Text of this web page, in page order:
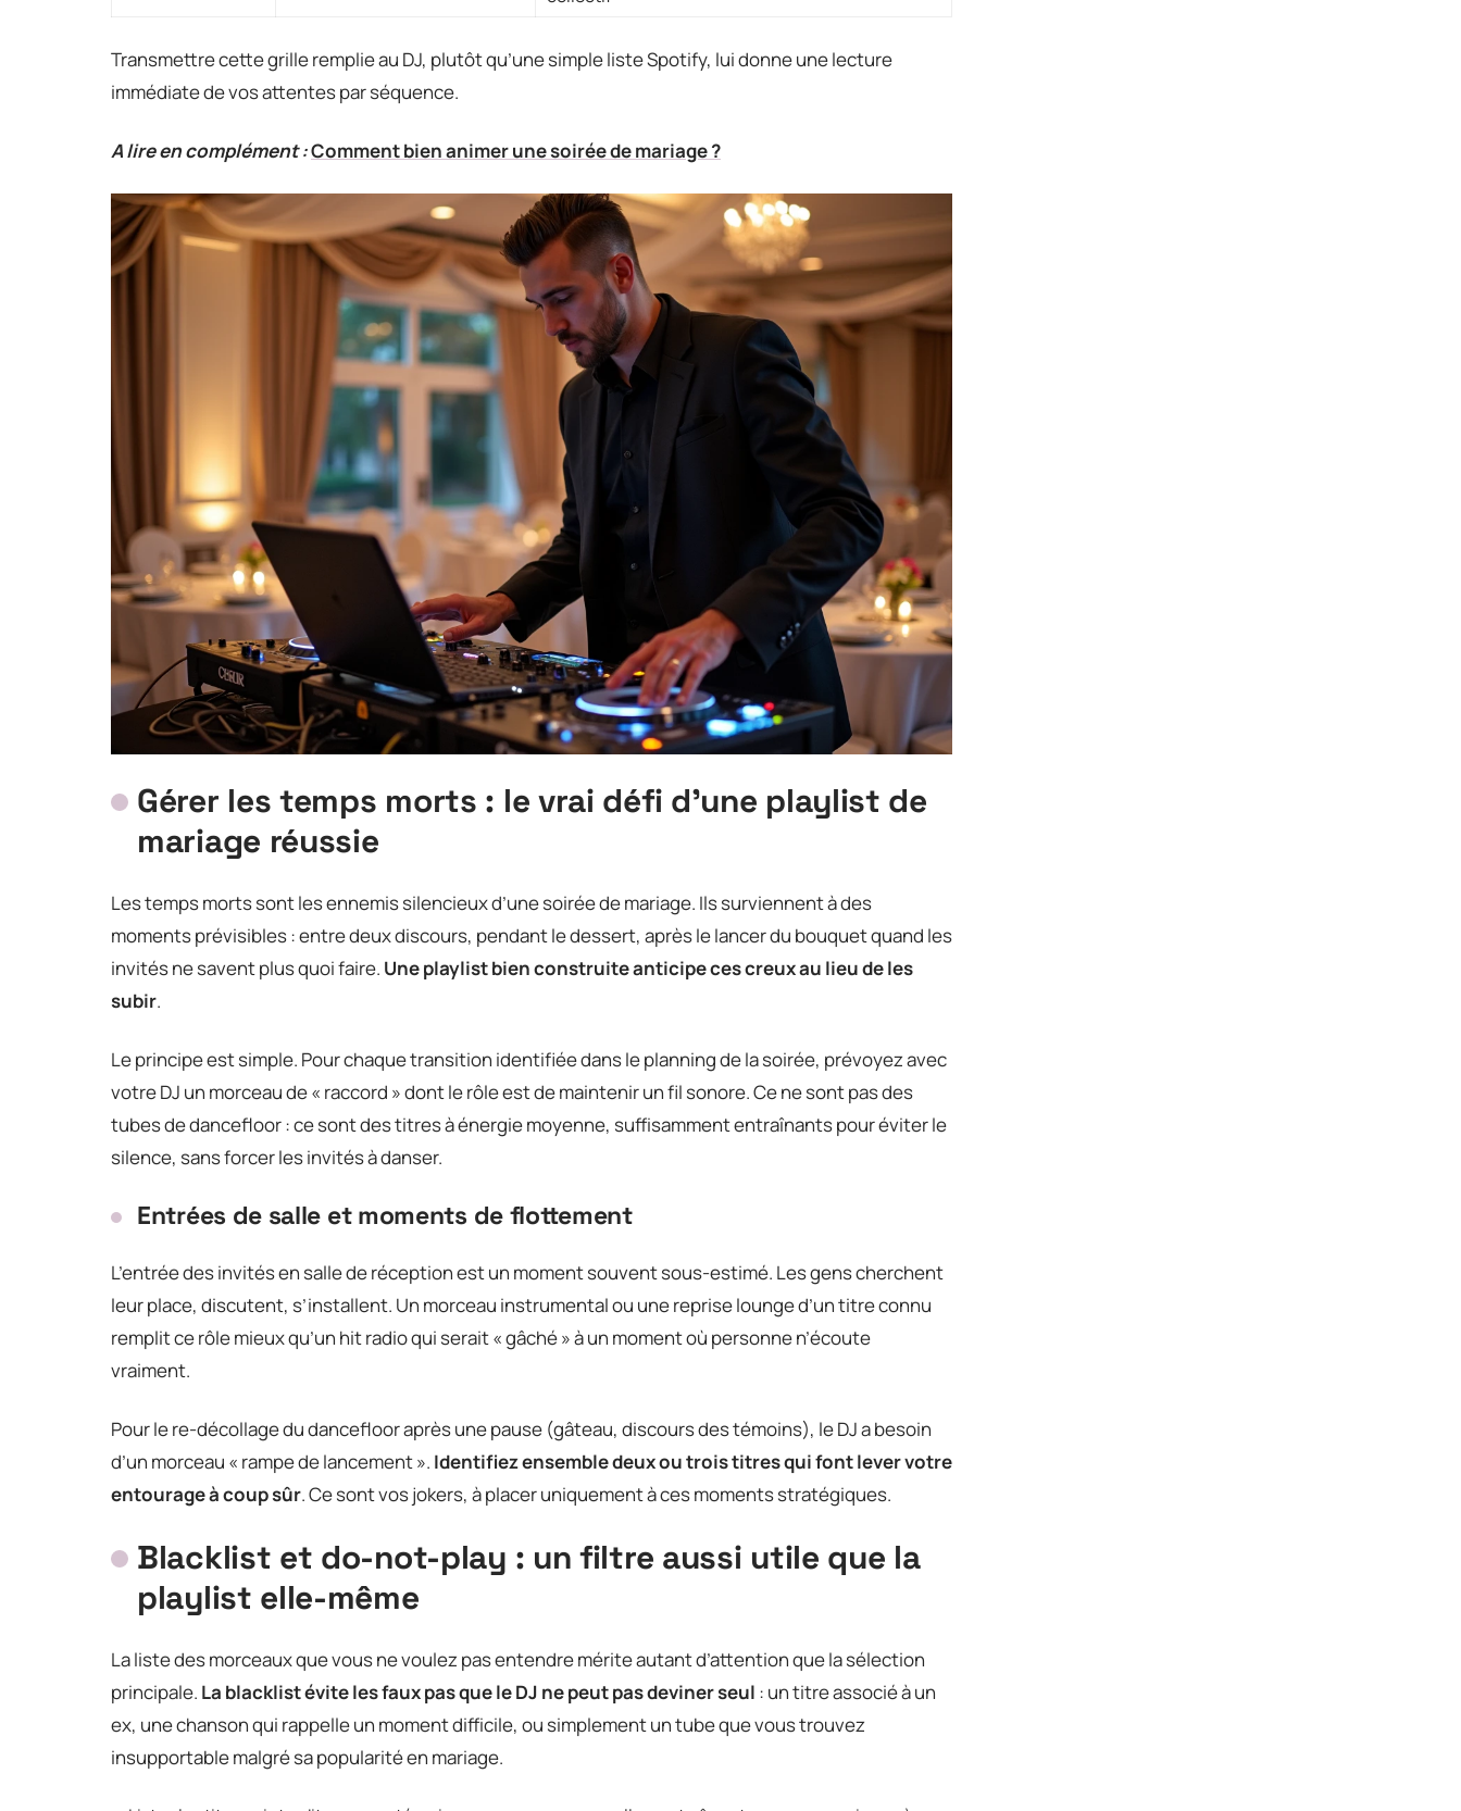
Transmettre cette grille remplie au DJ, plutôt qu’une simple liste Spotify, lui donne une lecture
immédiate de vos attentes par séquence.
A lire en complément :Comment bien animer une soirée de mariage ?
Gérer les temps morts : le vrai défi d’une playlist de
mariage réussie
Les temps morts sont les ennemis silencieux d’une soirée de mariage. Ils surviennent à des
moments prévisibles : entre deux discours, pendant le dessert, après le lancer du bouquet quand les
invités ne savent plus quoi faire. Une playlist bien construite anticipe ces creux au lieu de les
subir.
Le principe est simple. Pour chaque transition identifiée dans le planning de la soirée, prévoyez avec
votre DJ un morceau de « raccord » dont le rôle est de maintenir un fil sonore. Ce ne sont pas des
tubes de dancefloor : ce sont des titres à énergie moyenne, suffisamment entraînants pour éviter le
silence, sans forcer les invités à danser.
Entrées de salle et moments de flottement
L’entrée des invités en salle de réception est un moment souvent sous-estimé. Les gens cherchent
leur place, discutent, s’installent. Un morceau instrumental ou une reprise lounge d’un titre connu
remplit ce rôle mieux qu’un hit radio qui serait « gâché » à un moment où personne n’écoute
vraiment.
Pour le re-décollage du dancefloor après une pause (gâteau, discours des témoins), le DJ a besoin
d’un morceau « rampe de lancement ». Identifiez ensemble deux ou trois titres qui font lever votre
entourage à coup sûr. Ce sont vos jokers, à placer uniquement à ces moments stratégiques.
Blacklist et do-not-play : un filtre aussi utile que la
playlist elle-même
La liste des morceaux que vous ne voulez pas entendre mérite autant d’attention que la sélection
principale. La blacklist évite les faux pas que le DJ ne peut pas deviner seul : un titre associé à un
ex, une chanson qui rappelle un moment difficile, ou simplement un tube que vous trouvez
insupportable malgré sa popularité en mariage.